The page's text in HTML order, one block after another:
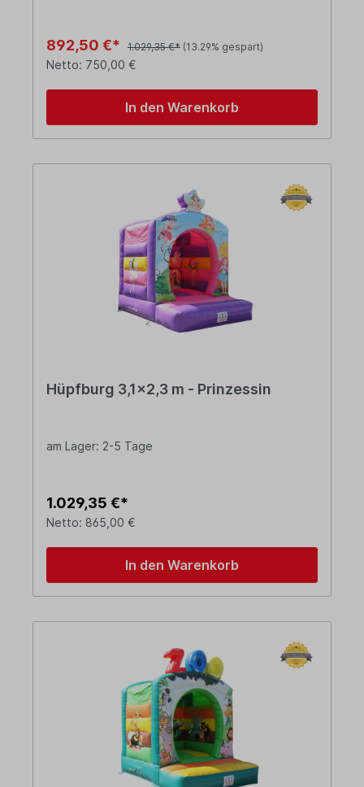
892,50 €* 1.029,35 €* (13.29% gespart)
Netto: 750,00 €
In den Warenkorb
Hüpfburg 3,1x2,3 m - Prinzessin
am Lager: 2-5 Tage
1.029,35 €*
Netto: 865,00 €
In den Warenkorb